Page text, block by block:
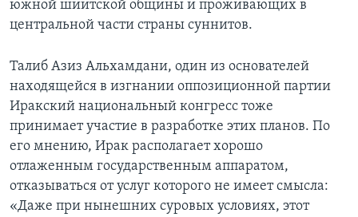
южной шиитской общины и проживающих в
центральной части страны суннитов.
Талиб Азиз Альхамдани, один из основателей
находящейся в изгнании оппозиционной партии
Иракский национальный конгресс тоже
принимает участие в разработке этих планов. По
его мнению, Ирак располагает хорошо
отлаженным государственным аппаратом,
отказываться от услуг которого не имеет смысла:
«Даже при нынешних суровых условиях, этот